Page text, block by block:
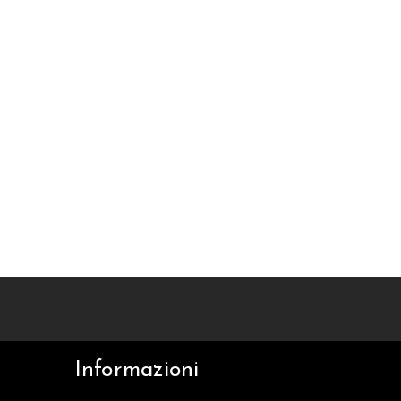
Informazioni